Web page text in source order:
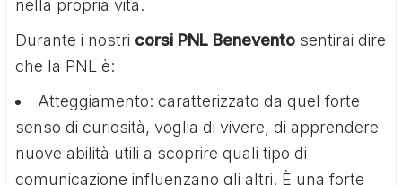
nella propria vita.
Durante i nostri corsi PNL Benevento sentirai dire
che la PNL è:
Atteggiamento: caratterizzato da quel forte
senso di curiosità, voglia di vivere, di apprendere
nuove abilità utili a scoprire quali tipo di
comunicazione influenzano gli altri. È una forte